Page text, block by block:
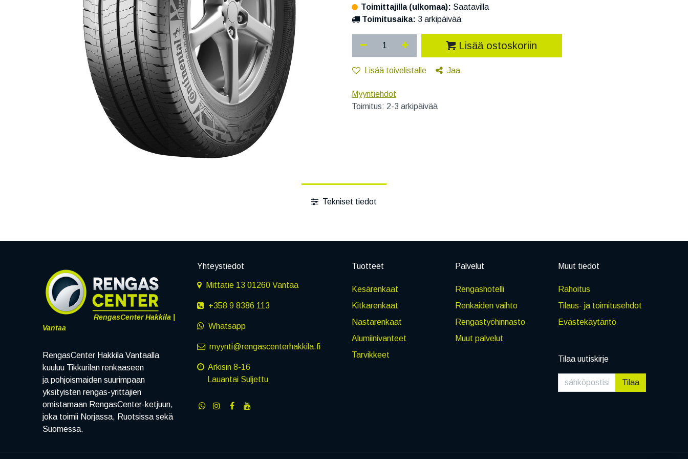
Toimittajilla (ulkomaa): Saatavilla
Toimitusaika: 3 arkipäivää
Lisää ostoskoriin
Lisää toivelistalle Jaa
Myyntiehdot
Toimitus: 2-3 arkipäivää
Tekniset tiedot
RengasCenter Hakkila |
Vantaa
RengasCenter Hakkila Vantaalla
kuuluu Tikkurilan renkaaseen
ja pohjoismaiden suurimpaan
yksityisten rengas-yrittäjien
omistamaan RengasCenter-ketjuun,
joka toimii Norjassa, Ruotsissa sekä
Suomessa.
Yhteystiedot
Mittatie 13 01260 Vantaa
+358 9 8386 113
Whatsapp
myynti@rengascenterhakkila.fi
Arkisin 8-16
Lauantai Suljettu
Tuotteet
Kesärenkaat
Kitkarenkaat
Nastarenkaat
Alumiinivanteet
Tarvikkeet
Palvelut
Rengashotelli
Renkaiden vaihto
Rengastyöhinnasto
Muut palvelut
Muut tiedot
Rahoitus
Tilaus- ja toimitusehdot
Evästekäytäntö
Tilaa uutiskirje
Tilaa